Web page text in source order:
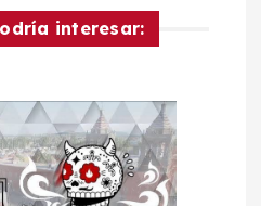
interesar: